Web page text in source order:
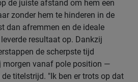
de juiste afstand om hem een
zonder hem te hinderen in de
dan afremmen en de ideale
resultaat op. Dankzij
de scherpste tijd
morgen vanaf pole position —
titelstrijd. "Ik ben er trots op dat